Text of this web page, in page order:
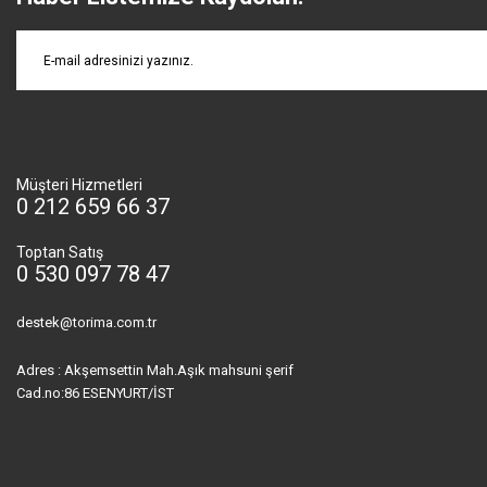
Müşteri Hizmetleri
0 212 659 66 37
Toptan Satış
0 530 097 78 47
destek@torima.com.tr
Adres : Akşemsettin Mah.Aşık mahsuni şerif
Cad.no:86 ESENYURT/İST